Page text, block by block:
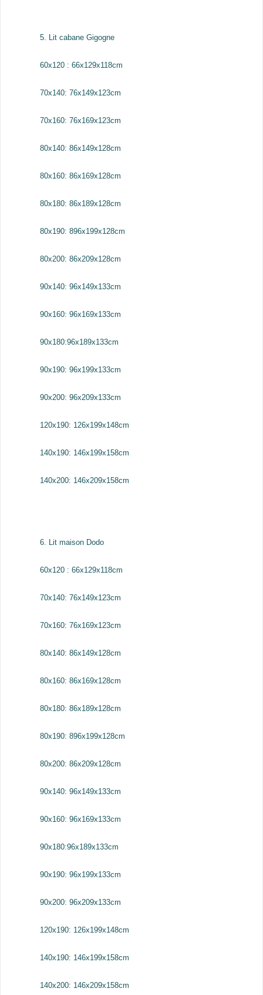
5. Lit cabane Gigogne
60x120 : 66x129x118cm
70x140: 76x149x123cm
70x160: 76x169x123cm
80x140: 86x149x128cm
80x160: 86x169x128cm
80x180: 86x189x128cm
80x190: 896x199x128cm
80x200: 86x209x128cm
90x140: 96x149x133cm
90x160: 96x169x133cm
90x180:96x189x133cm
90x190: 96x199x133cm
90x200: 96x209x133cm
120x190: 126x199x148cm
140x190: 146x199x158cm
140x200: 146x209x158cm
6. Lit maison Dodo
60x120 : 66x129x118cm
70x140: 76x149x123cm
70x160: 76x169x123cm
80x140: 86x149x128cm
80x160: 86x169x128cm
80x180: 86x189x128cm
80x190: 896x199x128cm
80x200: 86x209x128cm
90x140: 96x149x133cm
90x160: 96x169x133cm
90x180:96x189x133cm
90x190: 96x199x133cm
90x200: 96x209x133cm
120x190: 126x199x148cm
140x190: 146x199x158cm
140x200: 146x209x158cm